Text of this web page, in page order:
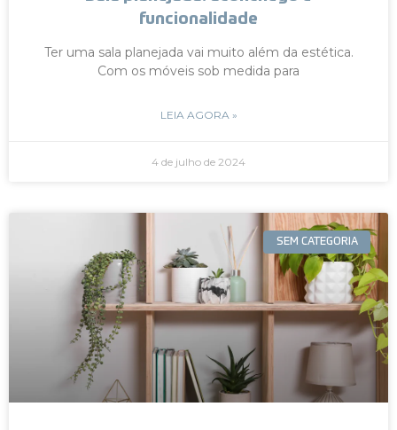
funcionalidade
Ter uma sala planejada vai muito além da estética.
Com os móveis sob medida para
LEIA AGORA »
4 de julho de 2024
SEM CATEGORIA